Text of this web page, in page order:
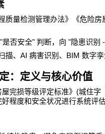
质量检测管理办法》《危险
"是否安全" 判断，向 "隐患识别 -
描、 AI 病害识别、 BIM 数字
：定义与核心价值
完损等级评定标准》 (城住字
程度和安全状况进行系统评估